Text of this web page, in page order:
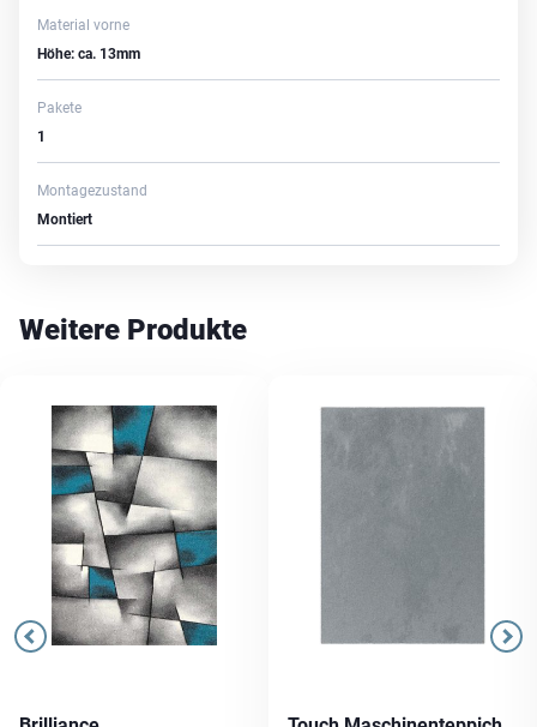
Material vorne
Höhe: ca. 13mm
Pakete
1
Montagezustand
Montiert
Weitere Produkte